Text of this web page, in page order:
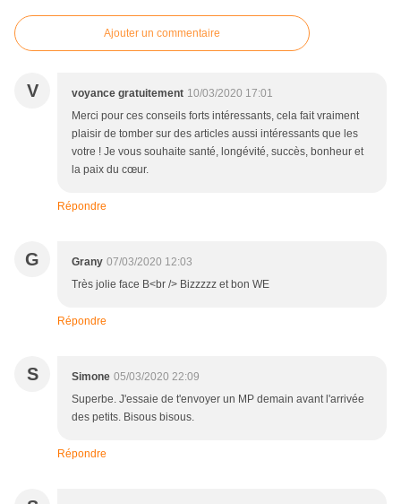
Ajouter un commentaire
V voyance gratuitement 10/03/2020 17:01
Merci pour ces conseils forts intéressants, cela fait vraiment
plaisir de tomber sur des articles aussi intéressants que les
votre ! Je vous souhaite santé, longévité, succès, bonheur et
la paix du cœur.
Répondre
G Grany 07/03/2020 12:03
Très jolie face B<br /> Bizzzzz et bon WE
Répondre
S Simone 05/03/2020 22:09
Superbe. J'essaie de t'envoyer un MP demain avant l'arrivée
des petits. Bisous bisous.
Répondre